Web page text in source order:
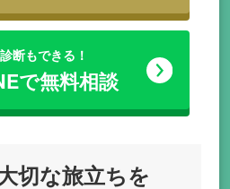
断もできる！
で無料相談
切な旅立ちを